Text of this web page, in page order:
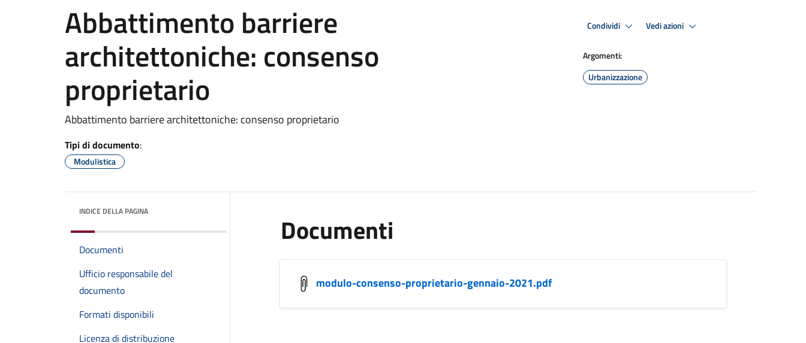
Abbattimento barriere
architettoniche: consenso
proprietario
Abbattimento barriere architettoniche: consenso proprietario
Tipi di documento:
Modulistica
Condividi Vedi azioni
Argomenti:
Urbanizzazione
INDICE DELLA PAGINA
Documenti
Ufficio responsabile del
documento
Formati disponibili
Licenza di distribuzione
Documenti
modulo-consenso-proprietario-gennaio-2021.pdf